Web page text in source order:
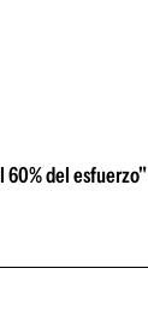
60% del esfuerzo"